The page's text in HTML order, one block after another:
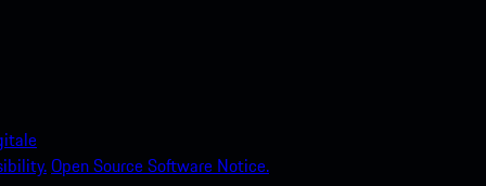
Open Source Software Notice.